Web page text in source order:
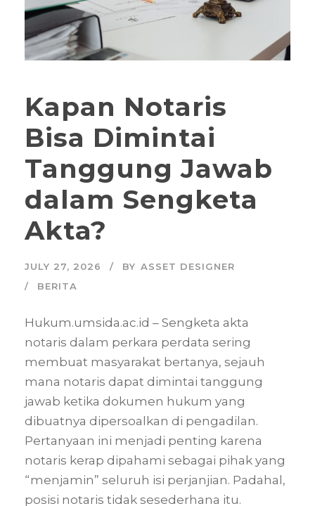
Kapan Notaris
Bisa Dimintai
Tanggung Jawab
dalam Sengketa
Akta?
JULY 27, 2026 BY ASSET DESIGNER
BERITA
Hukum.umsida.ac.id – Sengketa akta
notaris dalam perkara perdata sering
membuat masyarakat bertanya, sejauh
mana notaris dapat dimintai tanggung
jawab ketika dokumen hukum yang
dibuatnya dipersoalkan di pengadilan.
Pertanyaan ini menjadi penting karena
notaris kerap dipahami sebagai pihak yang
“menjamin” seluruh isi perjanjian. Padahal,
posisi notaris tidak sesederhana itu.